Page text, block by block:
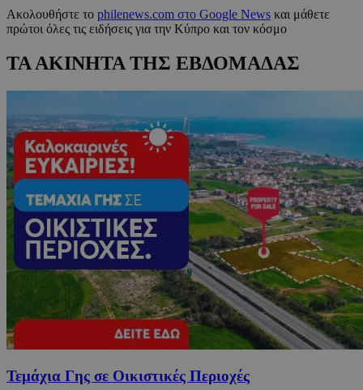
Ακολουθήστε το philenews.com στο Google News και μάθετε
πρώτοι όλες τις ειδήσεις για την Κύπρο και τον κόσμο
ΤΑ ΑΚΙΝΗΤΑ ΤΗΣ ΕΒΔΟΜΑΔΑΣ
Τεμάχια Γης σε Οικιστικές Περιοχές